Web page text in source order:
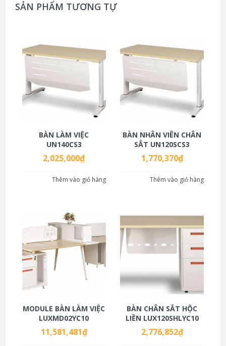
SẢN PHẨM TƯƠNG TỰ
BÀN LÀM VIỆC
UN140CS3
2,025,000₫
Thêm vào giỏ hàng
BÀN NHÂN VIÊN CHÂN
SẮT UN120SCS3
1,770,370₫
Thêm vào giỏ hàng
MODULE BÀN LÀM VIỆC
LUXMD02YC10
11,581,481₫
BÀN CHÂN SẮT HỘC
LIỀN LUX120SHLYC10
2,776,852₫